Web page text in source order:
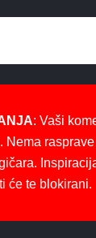
: Vaši
Nema
će te blokirani.